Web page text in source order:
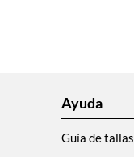
Ayuda
Guía de tallas